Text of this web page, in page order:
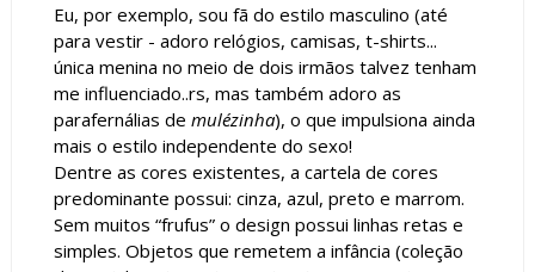
Eu, por exemplo, sou fã do estilo masculino (até
para vestir - adoro relógios, camisas, t-shirts...
única menina no meio de dois irmãos talvez tenham
me influenciado..rs, mas também adoro as
parafernálias de mulézinha), o que impulsiona ainda
mais o estilo independente do sexo!
Dentre as cores existentes, a cartela de cores
predominante possui: cinza, azul, preto e marrom.
Sem muitos “frufus” o design possui linhas retas e
simples. Objetos que remetem a infância (coleção